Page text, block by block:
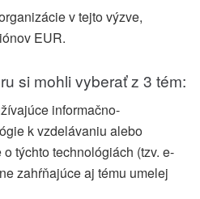
v tejto výzve,
EUR.
si mohli vyberať z 3 tém:
informačno-
k vzdelávaniu alebo
týchto technológiách (tzv. e-
zahŕňajúce aj tému umelej